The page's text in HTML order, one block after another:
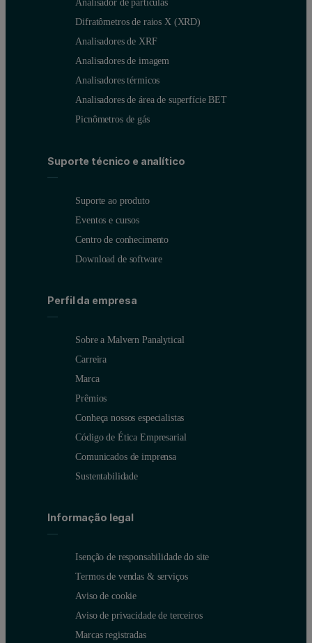
Figure 2B: Chromatogram showing the PS235k peak in the 20 angles of
Figure 2C: RI chromatogram of the PS235k sample overlaid with the
Figure 2D: Debye plot from an anisotropic region of the
Analisador de partículas
Difratômetros de raios X (XRD)
Analisadores de XRF
Analisadores de imagem
Analisadores térmicos
Analisadores de área de superfície BET
Picnômetros de gás
Suporte técnico e analítico
Suporte ao produto
Eventos e cursos
Centro de conhecimento
Download de software
Perfil da empresa
Sobre a Malvern Panalytical
Carreira
Marca
Prêmios
Conheça nossos especialistas
Código de Ética Empresarial
Comunicados de imprensa
Sustentabilidade
Informação legal
Isenção de responsabilidade do site
Termos de vendas & serviços
Aviso de cookie
Aviso de privacidade de terceiros
Marcas registradas